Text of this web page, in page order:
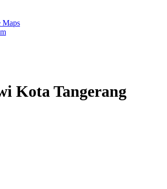
Kota Tangerang